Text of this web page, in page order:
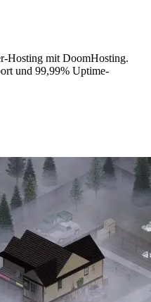
Hosting mit DoomHosting.
und 99,99% Uptime-